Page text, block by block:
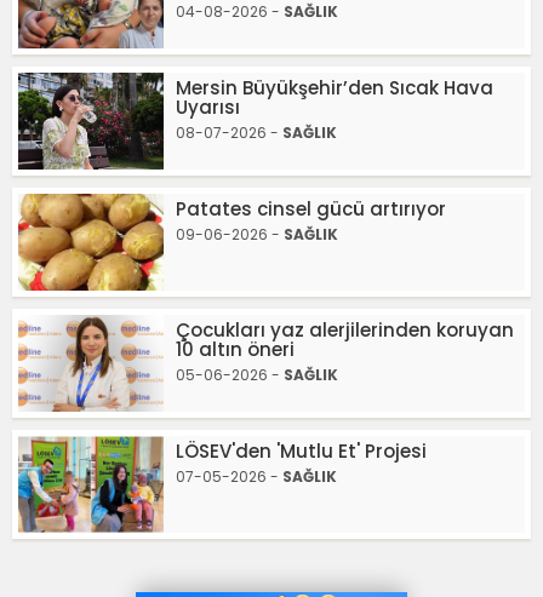
04-08-2026 - SAĞLIK
Mersin Büyükşehir’den Sıcak Hava
Uyarısı
08-07-2026 - SAĞLIK
Patates cinsel gücü artırıyor
09-06-2026 - SAĞLIK
Çocukları yaz alerjilerinden koruyan
10 altın öneri
05-06-2026 - SAĞLIK
LÖSEV'den 'Mutlu Et' Projesi
07-05-2026 - SAĞLIK